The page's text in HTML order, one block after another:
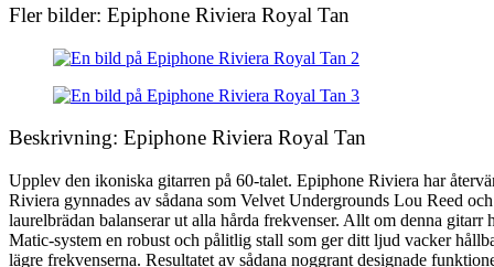
Fler bilder: Epiphone Riviera Royal Tan
Beskrivning: Epiphone Riviera Royal Tan
Upplev den ikoniska gitarren på 60-talet. Epiphone Riviera har
Riviera gynnades av sådana som Velvet Undergrounds Lou Reed
laurelbrädan balanserar ut alla hårda frekvenser. Allt om denna
Matic-system en robust och pålitlig stall som ger ditt ljud vacker
lägre frekvenserna. Resultatet av sådana noggrant designade